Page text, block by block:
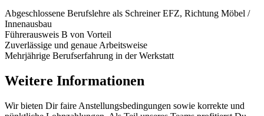
Abgeschlossene Berufslehre als Schreiner EFZ, Richtung Möbel /
Innenausbau
Führerausweis B von Vorteil
Zuverlässige und genaue Arbeitsweise
Mehrjährige Berufserfahrung in der Werkstatt
Weitere Informationen
Wir bieten Dir faire Anstellungsbedingungen sowie korrekte und